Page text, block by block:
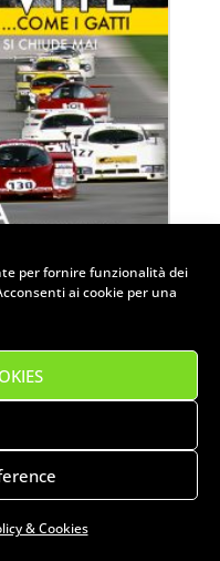
per fornire funzionalità dei
ai cookie per una
& Cookies
I GATTI
DETTAGLIO